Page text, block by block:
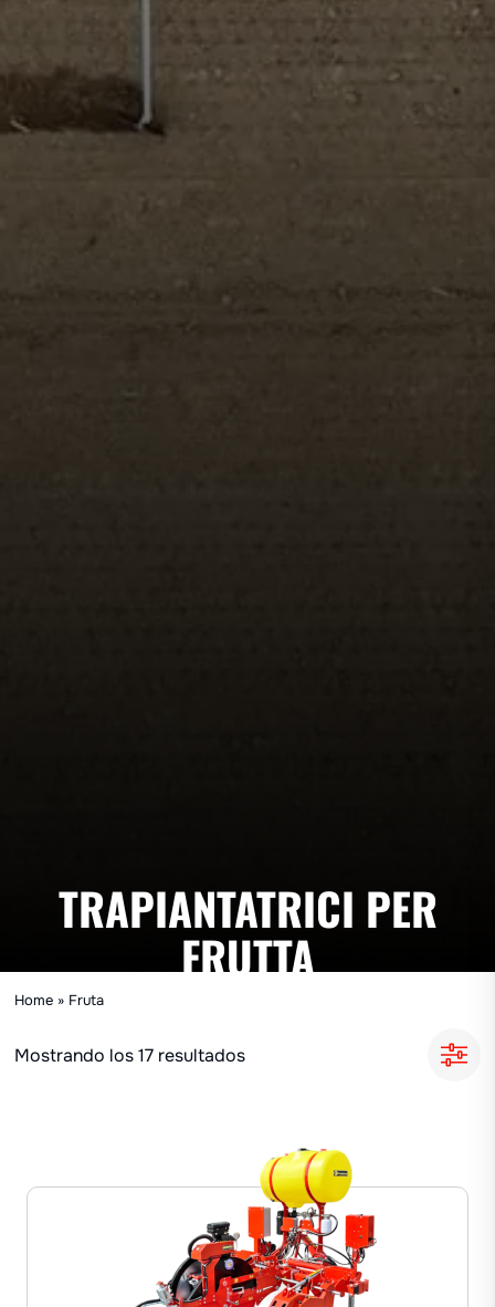
TRAPIANTATRICI PER
FRUTTA
Home » Fruta
Mostrando los 17 resultados